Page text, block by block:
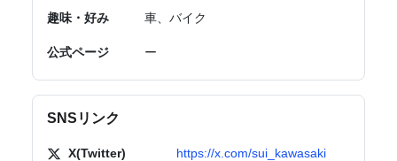
趣味・好み 車、バイク
公式ページ ー
SNSリンク
X(Twitter) https://x.com/sui_kawasaki